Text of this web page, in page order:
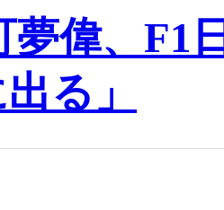
夢偉、F1
る」